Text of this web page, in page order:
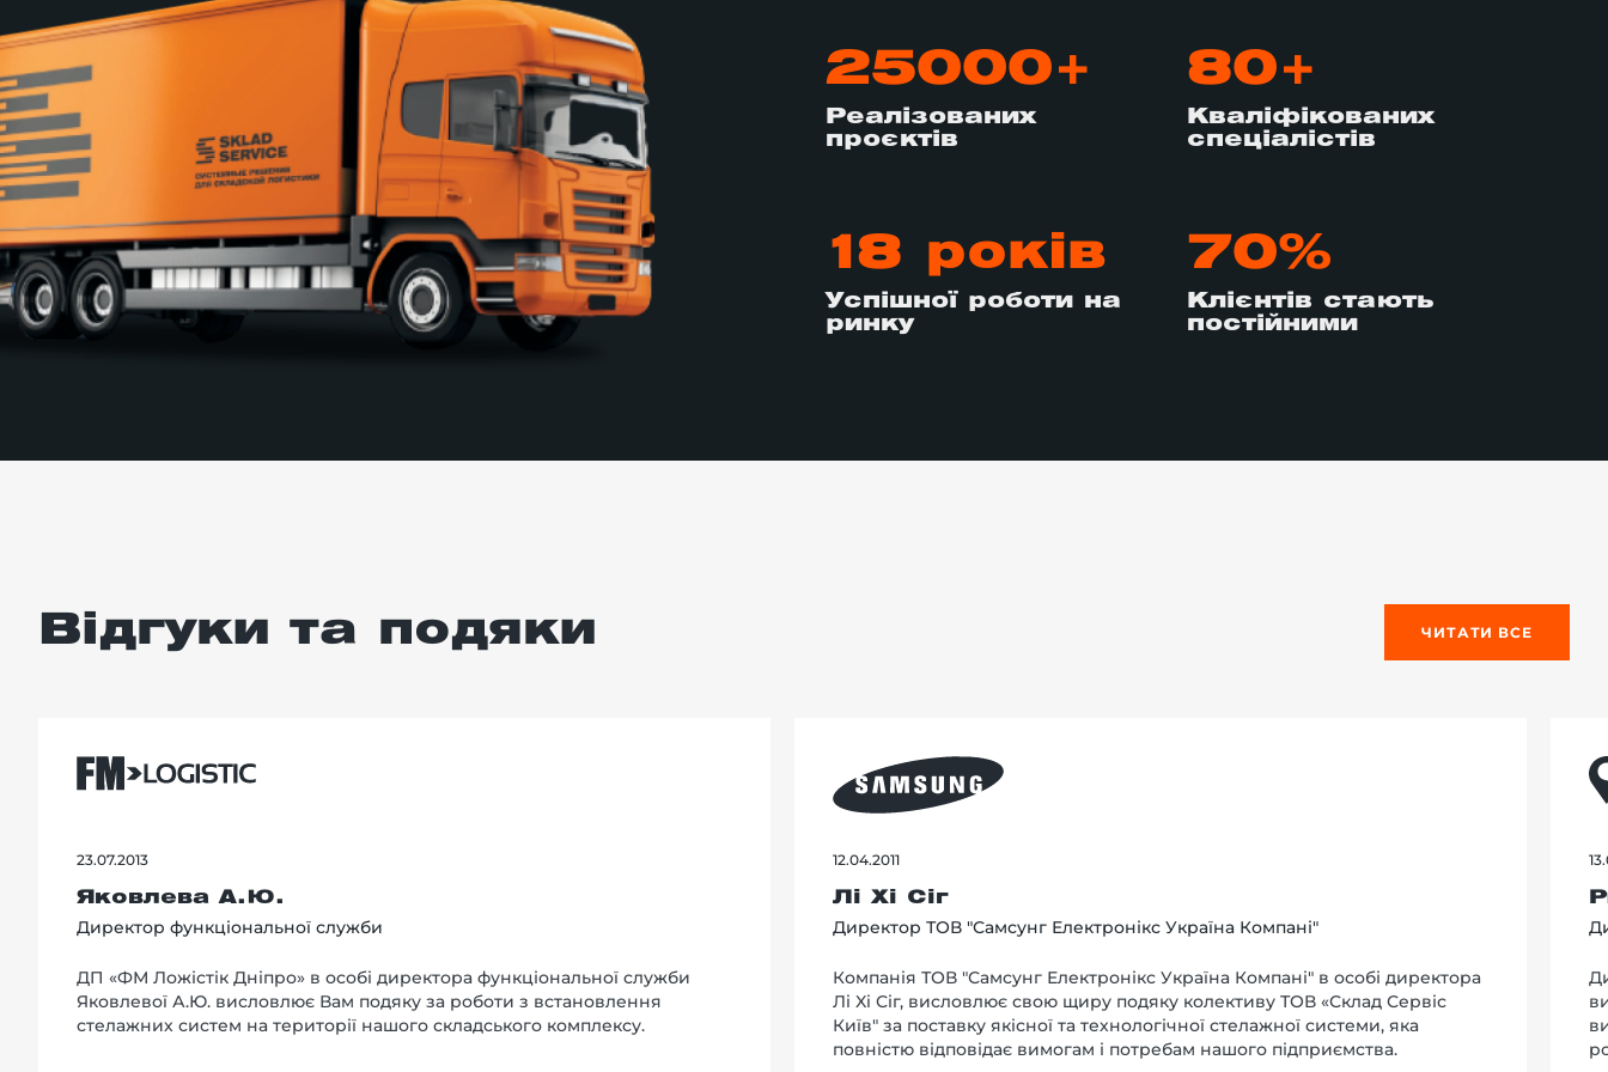
25000+
Реалізованих
проєктів
80+
Кваліфікованих
спеціалістів
18 років
Успішної роботи на
ринку
70%
Клієнтів стають
постійними
Відгуки та подяки ЧИТАТИ ВСЕ
23.07.2013
Яковлева А.Ю.
Директор функціональної служби
ДП «ФМ Ложістік Дніпро» в особі директора функціональної служби
Яковлевої А.Ю. висловлює Вам подяку за роботи з встановлення
стелажних систем на території нашого складського комплексу.
12.04.2011
Лі Хі Сіг
Директор ТОВ "Самсунг Електронікс Україна Компані"
Компанія ТОВ "Самсунг Електронікс Україна Компані" в особі директора
Лi Xi Сіг, висловлює свою щиру подяку колективу ТОВ «Склад Сервіс
Київ" за поставку якісної та технологічної стелажної системи, яка
повністю відповідає вимогам і потребам нашого підприємства.